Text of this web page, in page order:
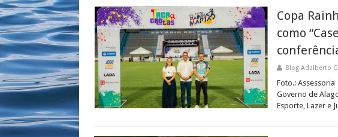
Copa
como
Blog Adalberto
Foto.:
Governo de
Esporte, Lazer e